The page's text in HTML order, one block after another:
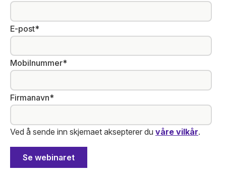
E-post*
Mobilnummer*
Firmanavn*
Ved å sende inn skjemaet aksepterer du våre vilkår.